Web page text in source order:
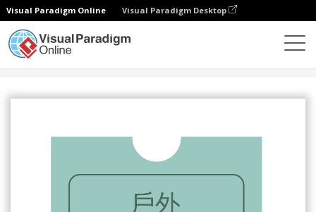
Visual Paradigm Online Visual Paradigm Desktop